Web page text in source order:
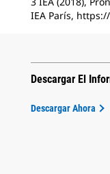
IEA París,
Descargar El
Descargar Ahora